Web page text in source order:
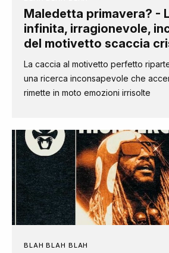
Maledetta primavera? -
infinita, irragionevole,
del motivetto scaccia
La caccia al motivetto perfetto
una ricerca inconsapevole che
rimette in moto emozioni irrisolte
BLAH BLAH BLAH